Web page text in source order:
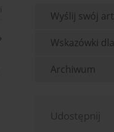
Wyślij swój
Wskazówki
Archiwum
Udostępnij